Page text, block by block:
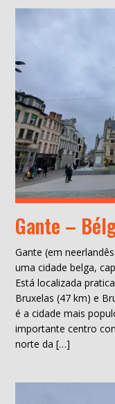
Gante –
Gante (em
uma cidade belga,
Está localizada
Bruxelas (47 km) e
é a cidade mais
importante centro
norte da […]